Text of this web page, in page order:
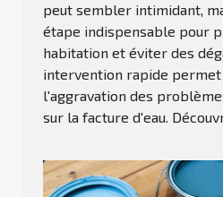
peut sembler intimidant,
étape indispensable pour
habitation et éviter des
intervention rapide
l'aggravation des
sur la facture d'eau.